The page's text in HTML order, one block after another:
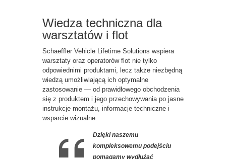
Wiedza techniczna dla
warsztatów i flot
Schaeffler Vehicle Lifetime Solutions wspiera
warsztaty oraz operatorów flot nie tylko
odpowiednimi produktami, lecz także niezbędną
wiedzą umożliwiającą ich optymalne
zastosowanie — od prawidłowego obchodzenia
się z produktem i jego przechowywania po jasne
instrukcje montażu, informacje techniczne i
wsparcie wizualne.
Dzięki naszemu
kompleksowemu podejściu
pomagamy wydłużać